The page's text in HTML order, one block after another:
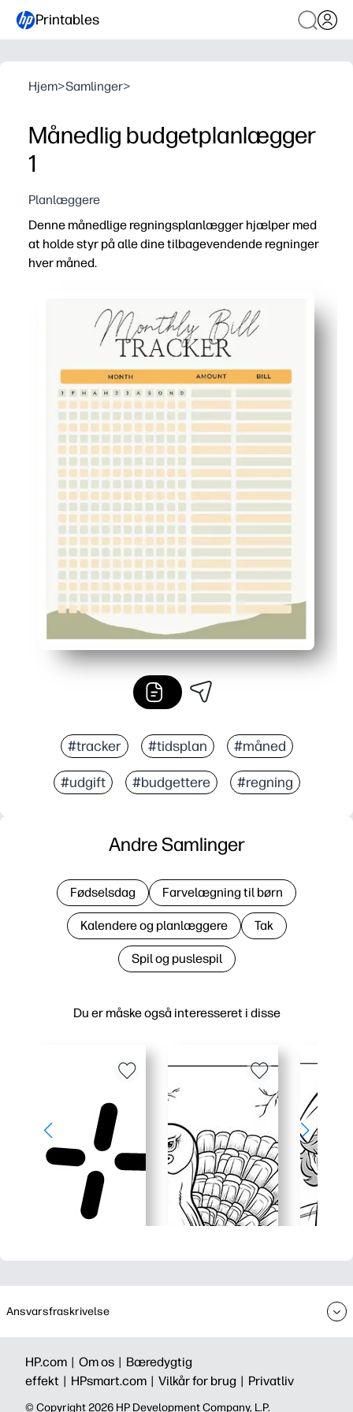
Printables
Hjem>Samlinger>
Månedlig budgetplanlægger
1
Planlæggere
Denne månedlige regningsplanlægger hjælper med
at holde styr på alle dine tilbagevendende regninger
hver måned.
Se alt på ét sted - angiv hver tilbagevendende
Hold dig til tidsplanen - afkryds betalinger og spor
Familieklar - læg den på køleskabet eller læg den i et
#tracker #tidsplan #måned
#udgift #budgettere #regning
Du er måske også interesseret i disse
Andre Samlinger
Fødselsdag Farvelægning til børn
Kalendere og planlæggere Tak
Spil og puslespil
Ansvarsfraskrivelse
HP.com | Om os | Bæredygtig
effekt | HPsmart.com | Vilkår for brug | Privatliv
©️ Copyright 2026 HP Development Company, L.P.